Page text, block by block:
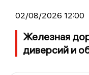
02/08/2026 12:00
Железная
диверсий и